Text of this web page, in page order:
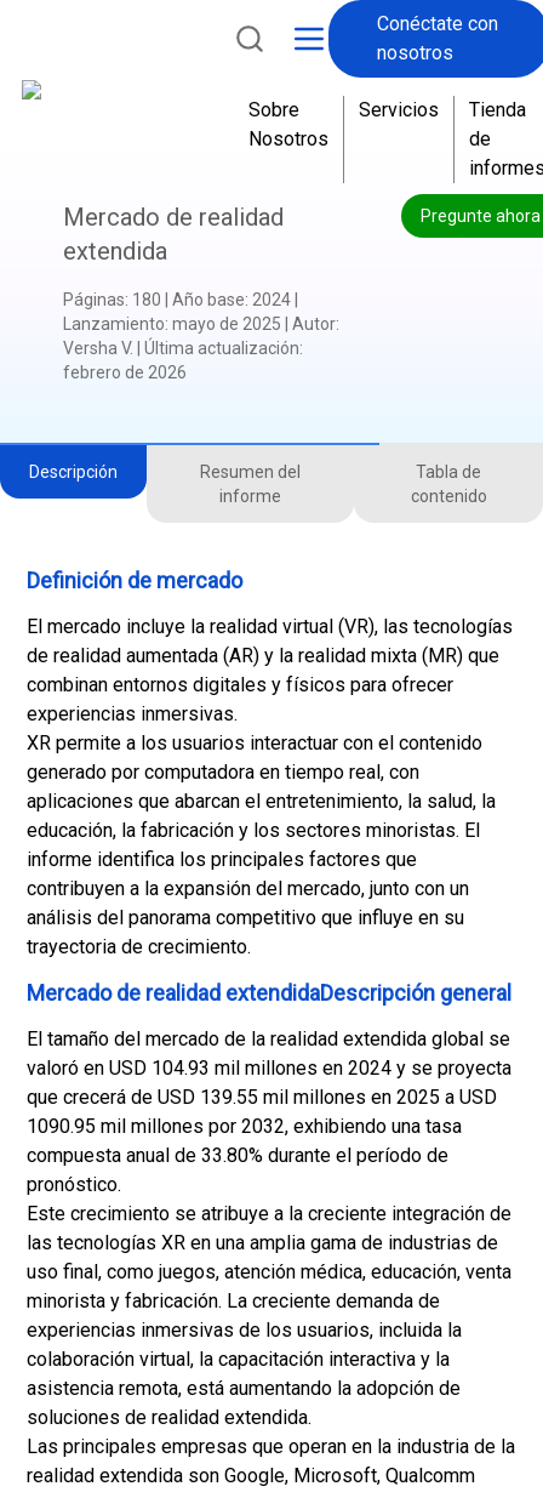
Conéctate con
nosotros
Sobre
Nosotros
Servicios
Tienda
de
Pregunte ahora
Mercado de realidad
extendida
Páginas: 180 Año base: 2024
Lanzamiento: mayo de 2025 Autor:
Versha V.
Última actualización:
febrero de 2026
Descripción
Resumen del
informe
Tabla de
contenido
Definición de mercado
El mercado incluye la realidad virtual (VR), las tecnologías
de realidad aumentada (AR) y la realidad mixta (MR) que
combinan entornos digitales y físicos para ofrecer
experiencias inmersivas.
XR permite a los usuarios interactuar con el contenido
generado por computadora en tiempo real, con
aplicaciones que abarcan el entretenimiento, la salud, la
educación, la fabricación y los sectores minoristas. El
informe identifica los principales factores que
contribuyen a la expansión del mercado, junto con un
análisis del panorama competitivo que influye en su
trayectoria de crecimiento.
Mercado de realidad extendidaDescripción general
El tamaño del mercado de la realidad extendida global se
valoró en USD 104.93 mil millones en 2024 y se proyecta
que crecerá de USD 139.55 mil millones en 2025 a USD
1090.95 mil millones por 2032, exhibiendo una tasa
compuesta anual de 33.80% durante el período de
pronóstico.
Este crecimiento se atribuye a la creciente integración de
las tecnologías XR en una amplia gama de industrias de
uso final, como juegos, atención médica, educación, venta
minorista y fabricación. La creciente demanda de
experiencias inmersivas de los usuarios, incluida la
colaboración virtual, la capacitación interactiva y la
asistencia remota, está aumentando la adopción de
soluciones de realidad extendida.
Las principales empresas que operan en la industria de la
realidad extendida son Google, Microsoft, Qualcomm